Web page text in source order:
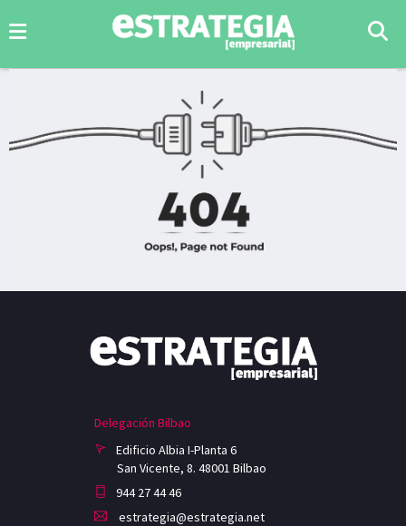
Delegación Bilbao
Edificio Albia I-Planta 6
San Vicente, 8. 48001 Bilbao
944 27 44 46
estrategia@estrategia.net